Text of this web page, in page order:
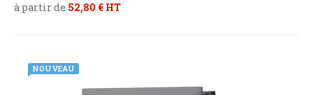
à partir de 52,80 € HT
NOUVEAU